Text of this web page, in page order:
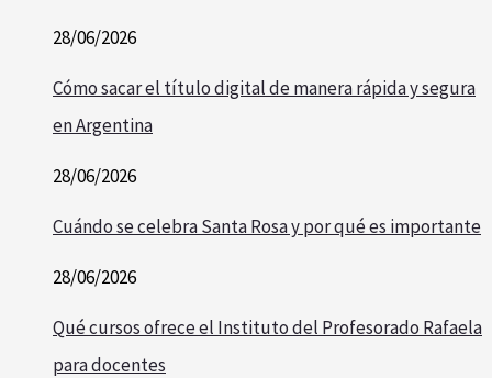
28/06/2026
Cómo sacar el título digital de manera rápida y segura
en Argentina
28/06/2026
Cuándo se celebra Santa Rosa y por qué es importante
28/06/2026
Qué cursos ofrece el Instituto del Profesorado Rafaela
para docentes